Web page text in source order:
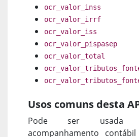
ocr_valor_inss
ocr_valor_irrf
ocr_valor_iss
ocr_valor_pispasep
ocr_valor_total
Usos comuns desta
Pode ser usada
acompanhamento